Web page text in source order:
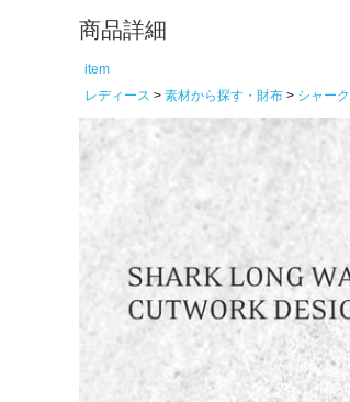
商品詳細
item
レディース
素材から探す・財布 シャーク